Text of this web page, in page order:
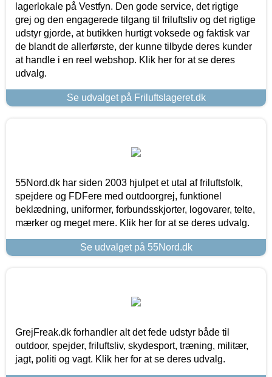
lagerlokale på Vestfyn. Den gode service, det rigtige
grej og den engagerede tilgang til friluftsliv og det rigtige
udstyr gjorde, at butikken hurtigt voksede og faktisk var
de blandt de allerførste, der kunne tilbyde deres kunder
at handle i en reel webshop. Klik her for at se deres
udvalg.
Se udvalget på Friluftslageret.dk
55Nord.dk har siden 2003 hjulpet et utal af friluftsfolk,
spejdere og FDFere med outdoorgrej, funktionel
beklædning, uniformer, forbundsskjorter, logovarer, telte,
mærker og meget mere. Klik her for at se deres udvalg.
Se udvalget på 55Nord.dk
GrejFreak.dk forhandler alt det fede udstyr både til
outdoor, spejder, friluftsliv, skydesport, træning, militær,
jagt, politi og vagt. Klik her for at se deres udvalg.